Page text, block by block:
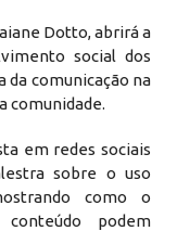
Dotto, abrirá a
social dos
comunicação na
comunidade.
em redes sociais
sobre o uso
como o
podem